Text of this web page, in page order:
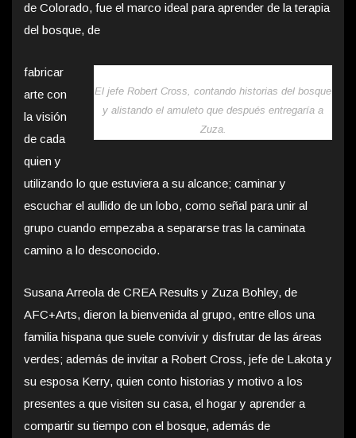
de Colorado, fue el marco ideal para aprender de la terapia
del bosque, de
El jefe Robert Cross, contando historias del bosque
y alistando el amuleto que después entregaría a
Zuza.
fabricar
arte con
la visión
de cada
quien y
utilizando lo que estuviera a su alcance; caminar y
escuchar el aullido de un lobo, como señal para unir al
grupo cuando empezaba a separarse tras la caminata
camino a lo desconocido.
Susana Arreola de CREA Results y Zuza Bohley, de
AFC+Arts, dieron la bienvenida al grupo, entre ellos una
familia hispana que suele convivir y disfrutar de las áreas
verdes; además de invitar a Robert Cross, jefe de Lakota y
su esposa Kerry, quien conto historias y motivo a los
presentes a que visiten su casa, el hogar y aprender a
compartir su tiempo con el bosque, además de